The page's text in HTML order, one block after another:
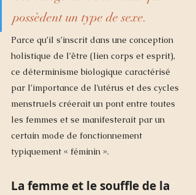
possèdent un type de sexe.
Parce qu’il s’inscrit dans une conception
holistique de l’être (lien corps et esprit),
ce déterminisme biologique caractérisé
par l’importance de l’utérus et des cycles
menstruels créerait un pont entre toutes
les femmes et se manifesterait par un
certain mode de fonctionnement
typiquement « féminin ».
La femme et le souffle de la